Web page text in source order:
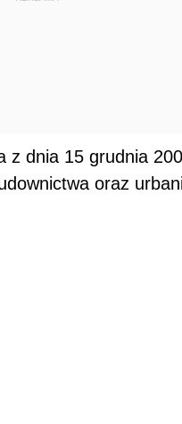
z dnia 15 grudnia
oraz